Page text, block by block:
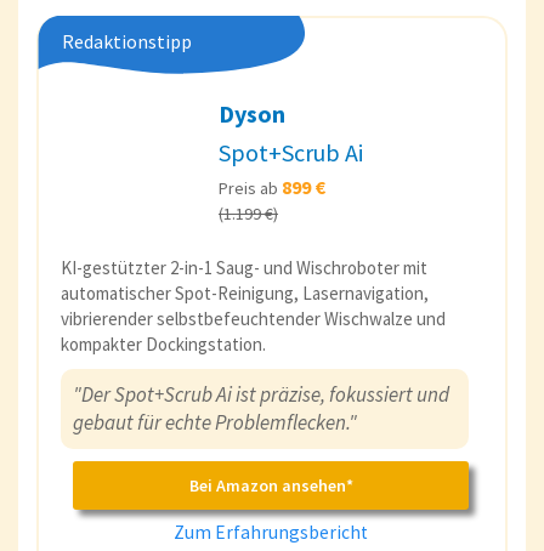
Redaktionstipp
Dyson
Spot+Scrub Ai
Preis ab 899 €
(1.199 €)
KI-gestützter 2-in-1 Saug- und Wischroboter mit
automatischer Spot-Reinigung, Lasernavigation,
vibrierender selbstbefeuchtender Wischwalze und
kompakter Dockingstation.
"Der Spot+Scrub Ai ist präzise, fokussiert und
gebaut für echte Problemflecken."
Bei Amazon ansehen*
Zum Erfahrungsbericht